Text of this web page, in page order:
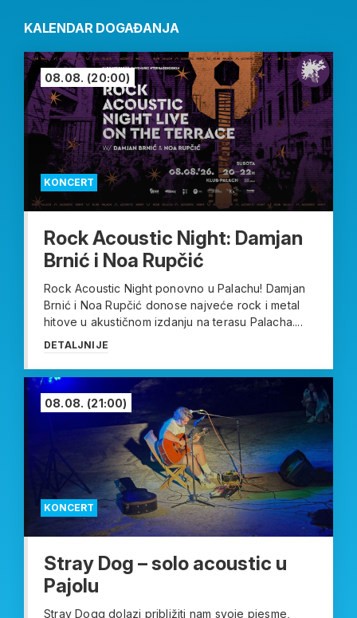
KALENDAR DOGAĐANJA
KONCERT
08.08. (20:00)
Rock Acoustic Night: Damjan
Brnić i Noa Rupčić
Rock Acoustic Night ponovno u Palachu! Damjan
Brnić i Noa Rupčić donose najveće rock i metal
hitove u akustičnom izdanju na terasu Palacha....
DETALJNIJE
KONCERT
08.08. (21:00)
Stray Dog – solo acoustic u
Pajolu
Stray Dogg dolazi približiti nam svoje pjesme,